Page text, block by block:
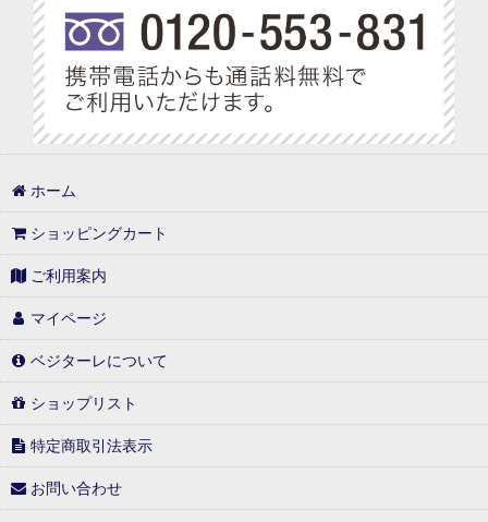
ホーム
ショッピングカート
ご利用案内
マイページ
ベジターレについて
ショップリスト
特定商取引法表示
お問い合わせ